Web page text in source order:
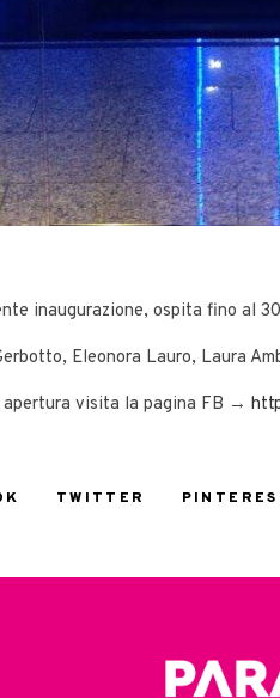
inaugurazione, ospita fino al
Eleonora Lauro, Laura
visita la pagina FB →
TWITTER